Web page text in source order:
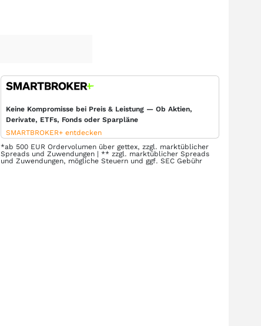
Keine Kompromisse bei Preis & Leistung — Ob Aktien,
Derivate, ETFs, Fonds oder Sparpläne
SMARTBROKER+ entdecken
*ab 500 EUR Ordervolumen über gettex, zzgl. marktüblicher
Spreads und Zuwendungen | ** zzgl. marktüblicher Spreads
und Zuwendungen, mögliche Steuern und ggf. SEC Gebühr